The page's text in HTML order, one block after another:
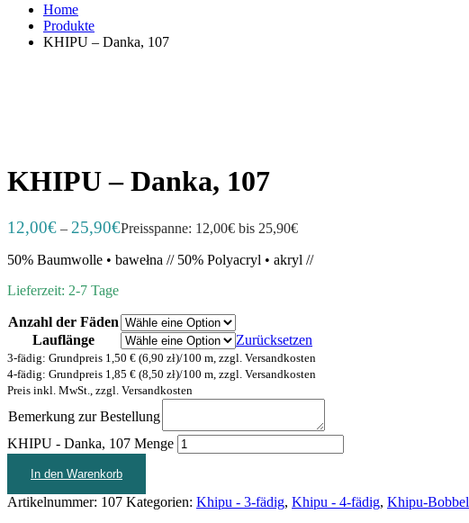
Home
Produkte
KHIPU – Danka, 107
KHIPU – Danka, 107
12,00€ – 25,90€Preisspanne: 12,00€ bis 25,90€
50% Baumwolle • bawełna // 50% Polyacryl • akryl //
Lieferzeit: 2-7 Tage
Anzahl der Fäden
Lauflänge
Zurücksetzen
3-fädig: Grundpreis 1,50 € (6,90 zł)/100 m, zzgl. Versandkosten
4-fädig: Grundpreis 1,85 € (8,50 zł)/100 m, zzgl. Versandkosten
Preis inkl. MwSt., zzgl. Versandkosten
Bemerkung zur Bestellung
KHIPU - Danka, 107 Menge
In den Warenkorb
Artikelnummer: 107 Kategorien: Khipu - 3-fädig, Khipu - 4-fädig, Khipu-Bobbel